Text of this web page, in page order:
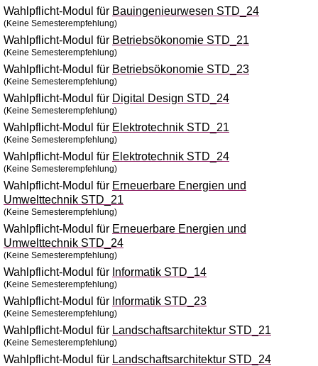
Wahlpflicht-Modul für Bauingenieurwesen STD_24
(Keine Semesterempfehlung)
Wahlpflicht-Modul für Betriebsökonomie STD_21
(Keine Semesterempfehlung)
Wahlpflicht-Modul für Betriebsökonomie STD_23
(Keine Semesterempfehlung)
Wahlpflicht-Modul für Digital Design STD_24
(Keine Semesterempfehlung)
Wahlpflicht-Modul für Elektrotechnik STD_21
(Keine Semesterempfehlung)
Wahlpflicht-Modul für Elektrotechnik STD_24
(Keine Semesterempfehlung)
Wahlpflicht-Modul für Erneuerbare Energien und
Umwelttechnik STD_21
(Keine Semesterempfehlung)
Wahlpflicht-Modul für Erneuerbare Energien und
Umwelttechnik STD_24
(Keine Semesterempfehlung)
Wahlpflicht-Modul für Informatik STD_14
(Keine Semesterempfehlung)
Wahlpflicht-Modul für Informatik STD_23
(Keine Semesterempfehlung)
Wahlpflicht-Modul für Landschaftsarchitektur STD_21
(Keine Semesterempfehlung)
Wahlpflicht-Modul für Landschaftsarchitektur STD_24